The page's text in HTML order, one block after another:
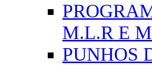
M.L.R E
PUNHOS